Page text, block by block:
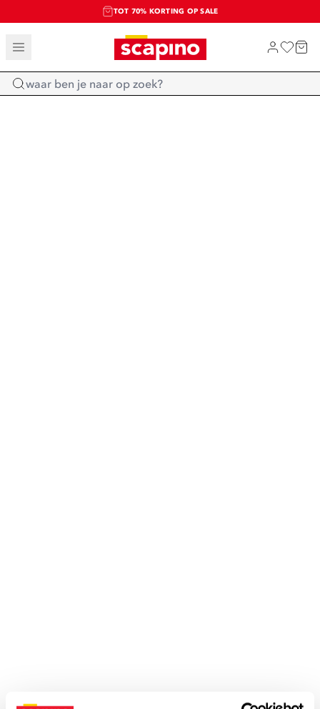
TOT 70% KORTING OP SALE
SALE: LAATSTE KANS!
SHOP NIEUW
Home